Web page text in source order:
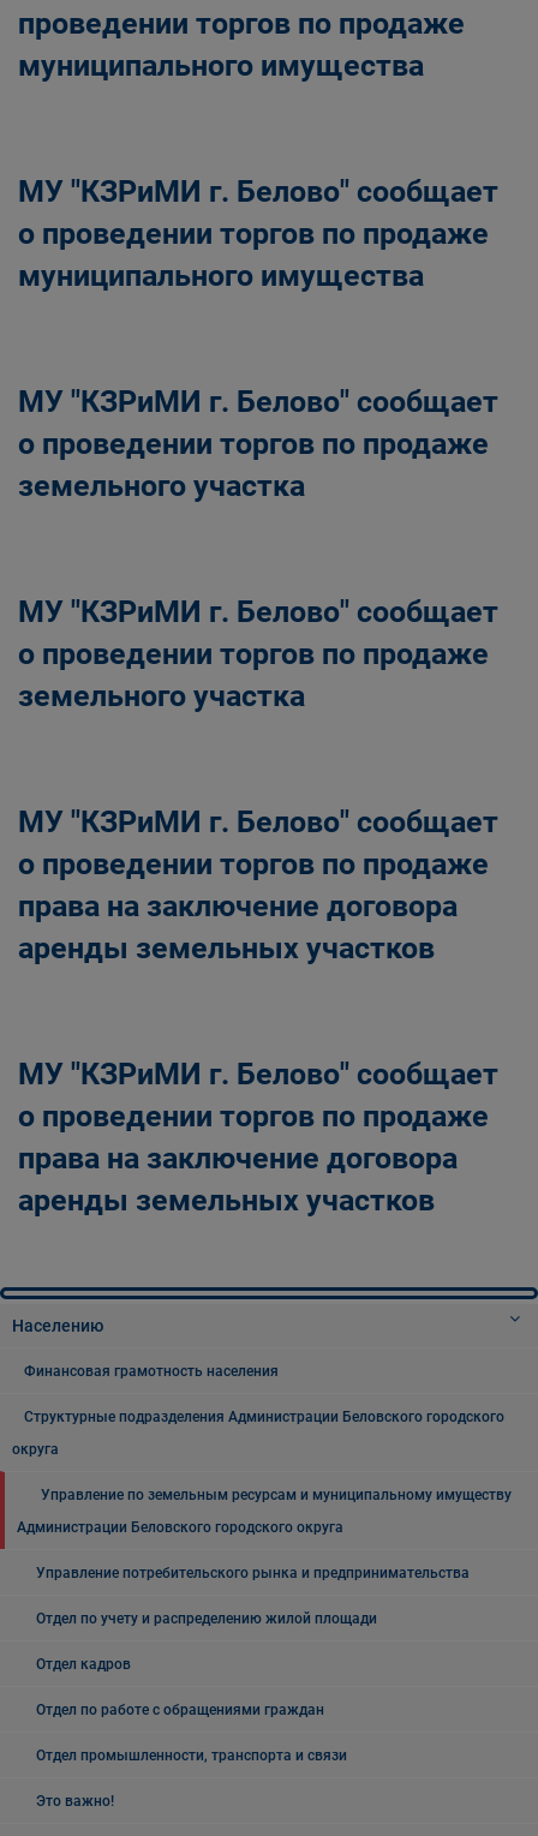
проведении торгов по продаже
муниципального имущества
МУ "КЗРиМИ г. Белово" сообщает
о проведении торгов по продаже
муниципального имущества
МУ "КЗРиМИ г. Белово" сообщает
о проведении торгов по продаже
земельного участка
МУ "КЗРиМИ г. Белово" сообщает
о проведении торгов по продаже
земельного участка
МУ "КЗРиМИ г. Белово" сообщает
о проведении торгов по продаже
права на заключение договора
аренды земельных участков
МУ "КЗРиМИ г. Белово" сообщает
о проведении торгов по продаже
права на заключение договора
аренды земельных участков
Населению
Финансовая грамотность населения
Структурные подразделения Администрации Беловского городского
округа
Управление по земельным ресурсам и муниципальному имуществу
Администрации Беловского городского округа
Управление потребительского рынка и предпринимательства
Отдел по учету и распределению жилой площади
Отдел кадров
Отдел по работе с обращениями граждан
Отдел промышленности, транспорта и связи
Это важно!